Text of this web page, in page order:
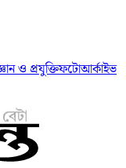
ও প্রযুক্তিফটোআর্কাইভ